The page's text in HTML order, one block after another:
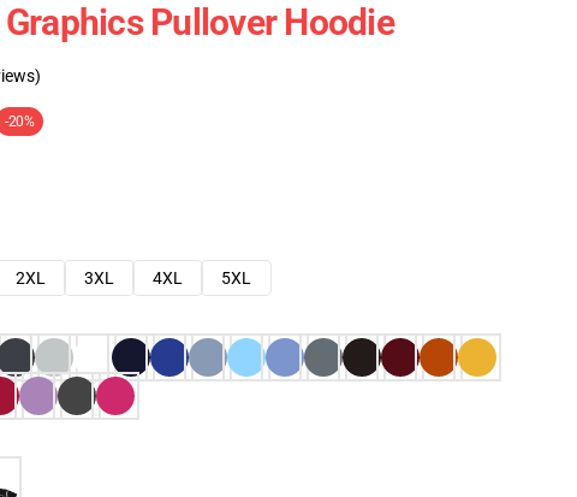
Pullover Hoodie
-20%
2XL 3XL 4XL
5XL